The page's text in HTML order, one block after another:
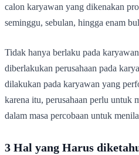
calon karyawan yang dikenakan
seminggu, sebulan, hingga enam
Tidak hanya berlaku pada
diberlakukan perusahaan pada
dilakukan pada karyawan yang
karena itu, perusahaan perlu untuk
dalam masa percobaan untuk
3 Hal yang Harus